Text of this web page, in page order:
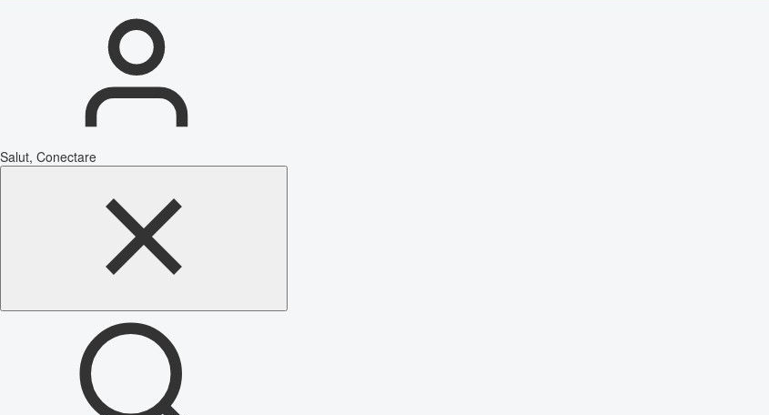
Salut, Conectare